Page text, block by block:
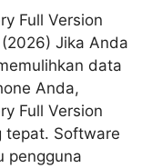
Full Version
Jika Anda
data
Anda,
Full Version
tepat. Software
pengguna